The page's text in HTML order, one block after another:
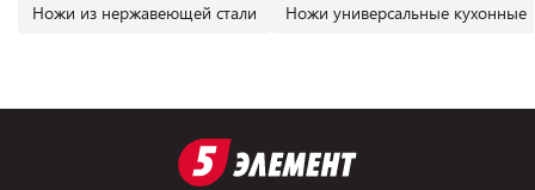
Ножи из нержавеющей стали Ножи универсальные кухонные